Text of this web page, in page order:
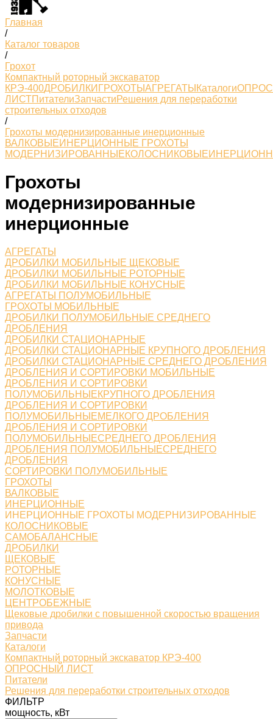
Главная
/
Каталог товаров
/
Грохот
Компактный роторный экскаватор
КРЭ-400ДРОБИЛКИ ГРОХОТЫ АГРЕГАТЫ Каталоги
ЛИСТПитателиЗапчастиРешения для переработки
строительных отходов
/
Грохоты модернизированные инерционные
ВАЛКОВЫЕИНЕРЦИОННЫЕ ГРОХОТЫ
МОДЕРНИЗИРОВАННЫЕКОЛОСНИКОВЫЕ
Грохоты
модернизированные
инерционные
АГРЕГАТЫ
ДРОБИЛКИ МОБИЛЬНЫЕ ЩЕКОВЫЕ
ДРОБИЛКИ МОБИЛЬНЫЕ РОТОРНЫЕ
ДРОБИЛКИ МОБИЛЬНЫЕ КОНУСНЫЕ
АГРЕГАТЫ ПОЛУМОБИЛЬНЫЕ
ГРОХОТЫ МОБИЛЬНЫЕ
ДРОБИЛКИ ПОЛУМОБИЛЬНЫЕ СРЕДНЕГО
ДРОБЛЕНИЯ
ДРОБИЛКИ СТАЦИОНАРНЫЕ
ДРОБИЛКИ СТАЦИОНАРНЫЕ КРУПНОГО ДРОБЛЕНИЯ
ДРОБИЛКИ СТАЦИОНАРНЫЕ СРЕДНЕГО ДРОБЛЕНИЯ
ДРОБЛЕНИЯ И СОРТИРОВКИ МОБИЛЬНЫЕ
ДРОБЛЕНИЯ И СОРТИРОВКИ
ПОЛУМОБИЛЬНЫЕКРУПНОГО ДРОБЛЕНИЯ
ДРОБЛЕНИЯ И СОРТИРОВКИ
ПОЛУМОБИЛЬНЫЕМЕЛКОГО ДРОБЛЕНИЯ
ДРОБЛЕНИЯ И СОРТИРОВКИ
ПОЛУМОБИЛЬНЫЕСРЕДНЕГО ДРОБЛЕНИЯ
ДРОБЛЕНИЯ ПОЛУМОБИЛЬНЫЕСРЕДНЕГО
ДРОБЛЕНИЯ
СОРТИРОВКИ ПОЛУМОБИЛЬНЫЕ
ГРОХОТЫ
ВАЛКОВЫЕ
ИНЕРЦИОННЫЕ
ИНЕРЦИОННЫЕ ГРОХОТЫ МОДЕРНИЗИРОВАННЫЕ
КОЛОСНИКОВЫЕ
САМОБАЛАНСНЫЕ
ДРОБИЛКИ
ЩЕКОВЫЕ
РОТОРНЫЕ
КОНУСНЫЕ
МОЛОТКОВЫЕ
ЦЕНТРОБЕЖНЫЕ
Щековые дробилки с повышенной скоростью вращения
привода
Запчасти
Каталоги
Компактный роторный экскаватор КРЭ-400
ОПРОСНЫЙ ЛИСТ
Питатели
Решения для переработки строительных отходов
ФИЛЬТР
мощность, кВт